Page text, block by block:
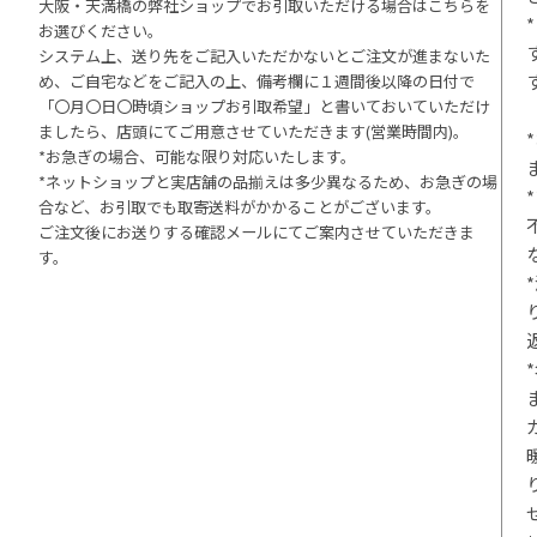
大阪・天満橋の弊社ショップでお引取いただける場合はこちらを
お選びください。
システム上、送り先をご記入いただかないとご注文が進まないた
め、ご自宅などをご記入の上、備考欄に１週間後以降の日付で
「〇月〇日〇時頃ショップお引取希望」と書いておいていただけ
ましたら、店頭にてご用意させていただきます(営業時間内)。
*お急ぎの場合、可能な限り対応いたします。
*ネットショップと実店舗の品揃えは多少異なるため、お急ぎの場
合など、お引取でも取寄送料がかかることがございます。
ご注文後にお送りする確認メールにてご案内させていただきま
す。